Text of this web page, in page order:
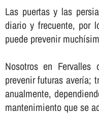
Las puertas y las
diario y frecuente, por
puede prevenir
Nosotros en Fervalles
prevenir futuras averí­a;
anualmente,
mantenimiento que se